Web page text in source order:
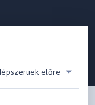
előre